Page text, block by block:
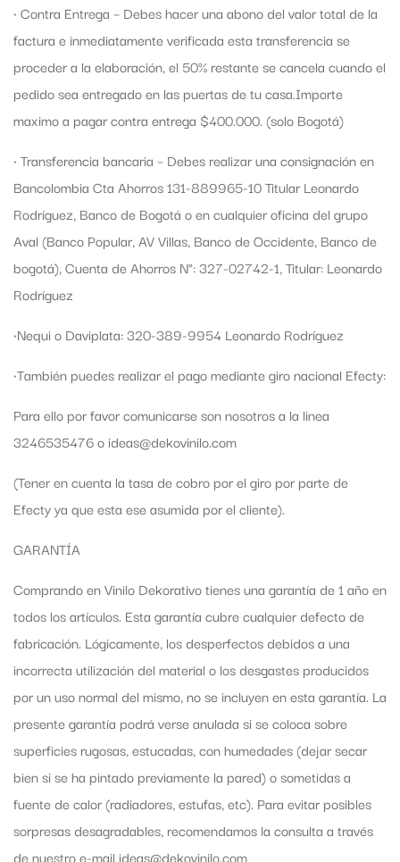
• Contra Entrega – Debes hacer una abono del valor total de la
factura e inmediatamente verificada esta transferencia se
proceder a la elaboración, el 50% restante se cancela cuando el
pedido sea entregado en las puertas de tu casa.Importe
maximo a pagar contra entrega $400.000. (solo Bogotá)
• Transferencia bancaria – Debes realizar una consignación en
Bancolombia Cta Ahorros 131-889965-10 Titular Leonardo
Rodríguez, Banco de Bogotá o en cualquier oficina del grupo
Aval (Banco Popular, AV Villas, Banco de Occidente, Banco de
bogotá), Cuenta de Ahorros N°: 327-02742-1, Titular: Leonardo
Rodríguez
•Nequi o Daviplata: 320-389-9954 Leonardo Rodríguez
•También puedes realizar el pago mediante giro nacional Efecty:
Para ello por favor comunicarse son nosotros a la linea
3246535476 o ideas@dekovinilo.com
(Tener en cuenta la tasa de cobro por el giro por parte de
Efecty ya que esta ese asumida por el cliente).
GARANTÍA
Comprando en Vinilo Dekorativo tienes una garantía de 1 año en
todos los artículos. Esta garantía cubre cualquier defecto de
fabricación. Lógicamente, los desperfectos debidos a una
incorrecta utilización del material o los desgastes producidos
por un uso normal del mismo, no se incluyen en esta garantía. La
presente garantía podrá verse anulada si se coloca sobre
superficies rugosas, estucadas, con humedades (dejar secar
bien si se ha pintado previamente la pared) o sometidas a
fuente de calor (radiadores, estufas, etc). Para evitar posibles
sorpresas desagradables, recomendamos la consulta a través
de nuestro e-mail ideas@dekovinilo.com